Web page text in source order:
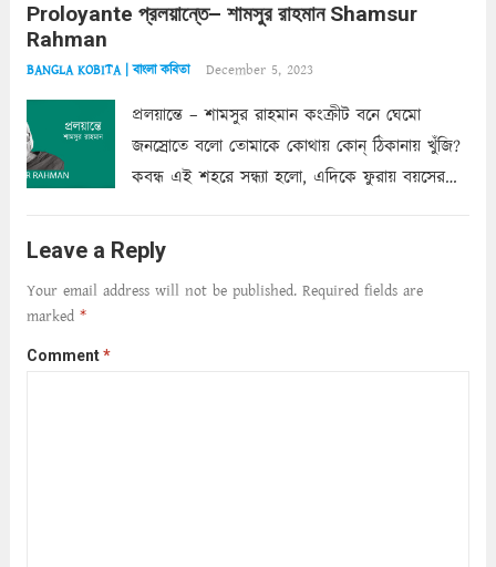
ছায়াচ্ছন্ন মোহন মিথুন মূর্তি, লোপামুদ্রা ভীষণ বিব্রত
Proloyante প্রলয়ান্তে– শামসুর রাহমান Shamsur
Rahman
BANGLA KOBITA | বাংলা কবিতা December 5, 2023
প্রলয়ান্তে – শামসুর রাহমান কংক্রীট বনে ঘেমো
জনস্রোতে বলো তোমাকে কোথায় কোন্‌ ঠিকানায় খুঁজি?
কবন্ধ এই শহরে সন্ধ্যা হলো, এদিকে ফুরায় বয়সের
আমার শরীরে সখ্য গড়ে, তোমার গহন ঊর্মিল যৌবন
আনে আশ্বন...
Leave a Reply
Your email address will not be published. Required fields are
marked *
Comment*